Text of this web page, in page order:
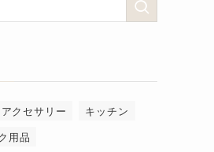
アクセサリー
キッチン
用品